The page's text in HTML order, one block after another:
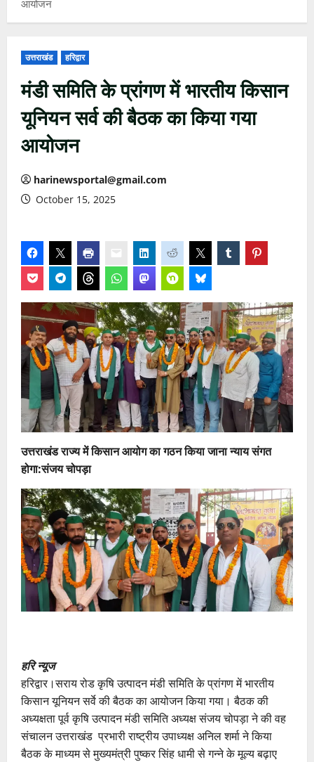
आयोजन
उत्तराखंड हरिद्वार
मंडी समिति के प्रांगण में भारतीय किसान
यूनियन सर्व की बैठक का किया गया
आयोजन
harinewsportal@gmail.com
October 15, 2025
उत्तराखंड राज्य में किसान आयोग का गठन किया जाना न्याय संगत
होगा:संजय चोपड़ा
हरि न्यूज
हरिद्वार।सराय रोड कृषि उत्पादन मंडी समिति के प्रांगण में भारतीय
किसान यूनियन सर्वे की बैठक का आयोजन किया गया। बैठक की
अध्यक्षता पूर्व कृषि उत्पादन मंडी समिति अध्यक्ष संजय चोपड़ा ने की वह
संचालन उत्तराखंड प्रभारी राष्ट्रीय उपाध्यक्ष अनिल शर्मा ने किया
बैठक के माध्यम से मुख्यमंत्री पुष्कर सिंह धामी से गन्ने के मूल्य बढ़ाए